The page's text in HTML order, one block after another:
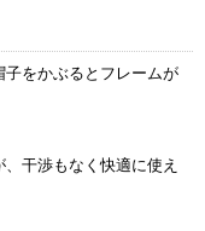
をかぶるとフレームが
干渉もなく快適に使え